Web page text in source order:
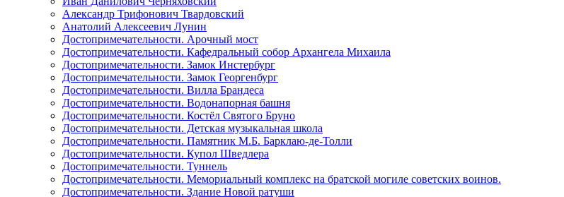
Александр Трифонович Твардовский
Анатолий Алексеевич Лунин
Достопримечательности. Арочный мост
Достопримечательности. Кафедральный собор Архангела Михаила
Достопримечательности. Замок Инстербург
Достопримечательности. Замок Георгенбург
Достопримечательности. Вилла Брандеса
Достопримечательности. Водонапорная башня
Достопримечательности. Костёл Святого Бруно
Достопримечательности. Детская музыкальная школа
Достопримечательности. Памятник М.Б. Барклаю-де-Толли
Достопримечательности. Купол Шведлера
Достопримечательности. Туннель
Достопримечательности. Мемориальный комплекс на братской могиле советских воинов.
Достопримечательности. Здание Новой ратуши